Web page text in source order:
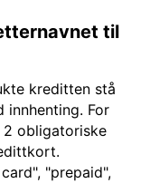
til
kreditten stå
innhenting. For
obligatoriske
"prepaid",